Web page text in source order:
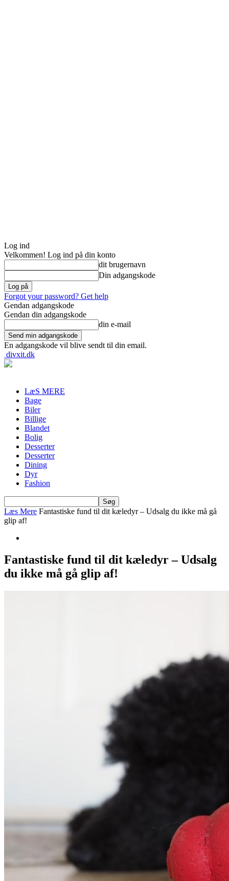
Log ind
Velkommen! Log ind på din konto
dit brugernavn
Din adgangskode
Forgot your password? Get help
Gendan adgangskode
Gendan din adgangskode
din e-mail
En adgangskode vil blive sendt til din email.
divxit.dk
LæS MERE
Bage
Biler
Billige
Blandet
Bolig
Desserter
Desserter
Dining
Dyr
Fashion
Læs Mere Fantastiske fund til dit kæledyr – Udsalg du ikke må gå
glip af!
Fantastiske fund til dit kæledyr – Udsalg
du ikke må gå glip af!